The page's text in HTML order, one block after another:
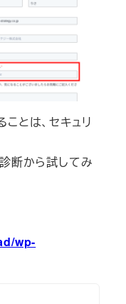
とは、セキュリ
断から試してみ
wp-